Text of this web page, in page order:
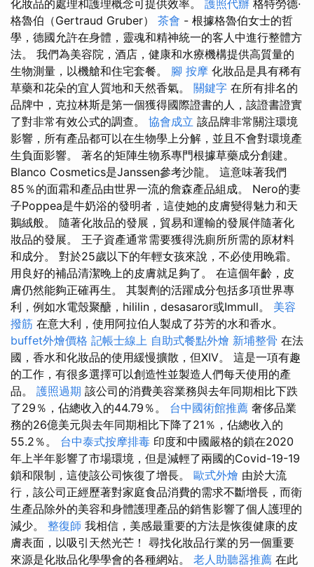
化妝品的處理和護理概念可提供效率。 護照代辦 格特勞德·
格魯伯（Gertraud Gruber） 茶會 - 根據格魯伯女士的哲
學，德國允許在身體，靈魂和精神統一的客人中進行整體方
法。 我們為美容院，酒店，健康和水療機構提供高質量的
生物測量，以機艙和住宅套餐。 腳 按摩 化妝品是具有稀有
草藥和花朵的宜人質地和天然香氣。 關鍵字 在所有排名的
品牌中，克拉林斯是第一個獲得國際證書的人，該證書證實
了對非常有效公式的調查。 協會成立 該品牌非常關注環境
影響，所有產品都可以在生物學上分解，並且不會對環境產
生負面影響。 著名的矩陣生物系專門根據草藥成分創建。
Blanco Cosmetics是Janssen參考沙龍。 這意味著我們
85％的面霜和產品由世界一流的詹森產品組成。 Nero的妻
子Poppea是牛奶浴的發明者，這使她的皮膚變得魅力和天
鵝絨般。 隨著化妝品的發展，貿易和運輸的發展伴隨著化
妝品的發展。 王子資產通常需要獲得洗廁所所需的原材料
和成分。 對於25歲以下的年輕女孩來說，不必使用晚霜。
用良好的補品清潔晚上的皮膚就足夠了。 在這個年齡，皮
膚仍然能夠正確再生。 其製劑的活躍成分包括多項世界專
利，例如水電殼聚醣，hililin，desasaror或Immull。 美容
撥筋 在意大利，使用阿拉伯人製成了芬芳的水和香水。
buffet外燴價格 記帳士線上 自助式餐點外燴 新埔整骨 在法
國，香水和化妝品的使用緩慢擴散，但XIV。 這是一項有趣
的工作，有很多選擇可以創造性並製造人們每天使用的產
品。 護照過期 該公司的消費美容業務與去年同期相比下跌
了29％，佔總收入的44.79％。 台中國術館推薦 奢侈品業
務的26億美元與去年同期相比下降了21％，佔總收入的
55.2％。 台中泰式按摩排毒 印度和中國嚴格的鎖在2020
年上半年影響了市場環境，但是減輕了兩國的Covid-19-19
鎖和限制，這使該公司恢復了增長。 歐式外燴 由於大流
行，該公司正經歷著對家庭食品消費的需求不斷增長，而衛
生產品除外的美容和身體護理產品的銷售影響了個人護理的
減少。 整復師 我相信，美感最重要的方法是恢復健康的皮
膚表面，以吸引天然光芒！ 尋找化妝品行業的另一個重要
來源是化妝品化學學會的各種網站。 老人助聽器推薦 在此